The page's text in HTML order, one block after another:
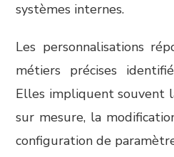
systèmes internes.
Les personnalisations
métiers précises
Elles impliquent souvent
sur mesure, la
configuration de